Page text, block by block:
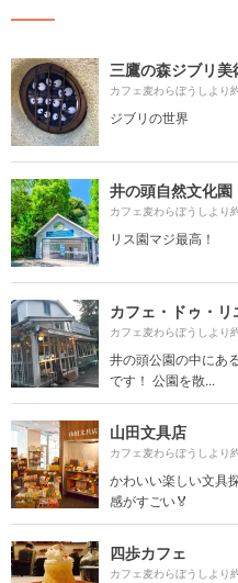
三鷹の森ジブリ美
カフェ麦わらぼうしより
ジブリの世界
井の頭自然文化園
カフェ麦わらぼうしより
リス園マジ最高！
カフェ麦わらぼうしより
井の頭公園の中にあ
です！ 公園を散...
山田文具店
カフェ麦わらぼうしより
かわいい楽しい文具
感がすごい🏅
四歩カフェ
カフェ麦わらぼうしより